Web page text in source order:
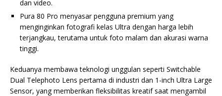
dan video.
Pura 80 Pro menyasar pengguna premium yang
menginginkan fotografi kelas Ultra dengan harga lebih
terjangkau, terutama untuk foto malam dan akurasi warna
tinggi.
Keduanya membawa teknologi unggulan seperti Switchable
Dual Telephoto Lens pertama di industri dan 1-inch Ultra Large
Sensor, yang memberikan fleksibilitas kreatif saat mengambil